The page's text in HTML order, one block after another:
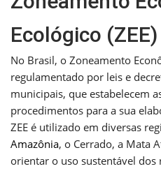
Ecológico
No Brasil, o Zoneamento
regulamentado por leis e
municipais, que estabelecem
procedimentos para a sua
ZEE é utilizado em diversas
Amazônia, o Cerrado, a Mata
orientar o uso sustentável